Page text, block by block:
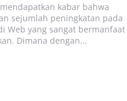
kabar bahwa
sejumlah peningkatan pada
Web yang sangat bermanfaat
Dimana dengan...